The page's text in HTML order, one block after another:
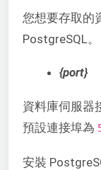
您想要存取的
PostgreSQL。
{port}
資料庫伺服器
預設連接埠為
安裝